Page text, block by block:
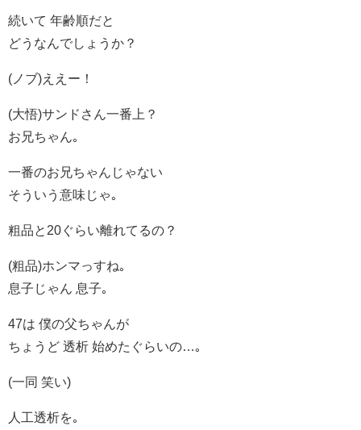
続いて 年齢順だと
どうなんでしょうか？
(ノブ)ええー！
(大悟)サンドさん一番上？
お兄ちゃん｡
一番のお兄ちゃんじゃない
そういう意味じゃ｡
粗品と20ぐらい離れてるの？
(粗品)ホンマっすね｡
息子じゃん 息子｡
47は 僕の父ちゃんが
ちょうど 透析 始めたぐらいの…｡
(一同 笑い)
人工透析を｡